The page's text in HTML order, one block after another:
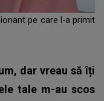
pe care l-a primit
dar vreau să îți
tale m-au scos